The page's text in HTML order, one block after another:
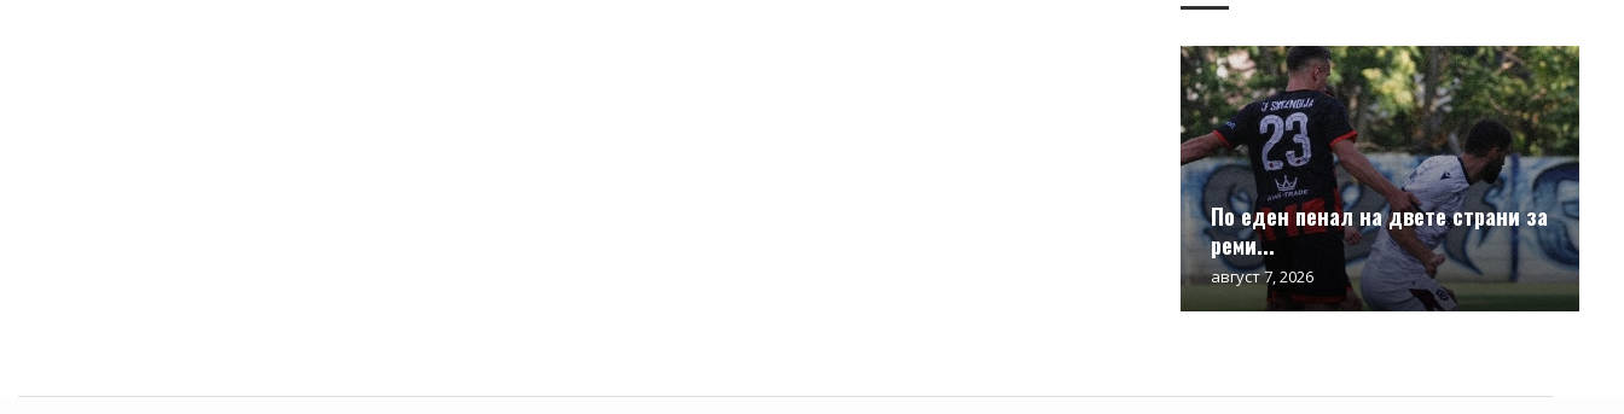
По еден пенал на двете страни за
реми...
август 7, 2026